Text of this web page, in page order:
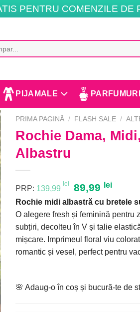
PENTRU COMENZILE DE
PIJAMALE PARFUMURI
PRIMA PAGINĂ / FLASH SALE /
Rochie Dama,
Albastru
PRP: 139,99
lei
Prețul
inițial
a
fost:
139,99 lei.
89,99 leiPrețul
curent
este:
89,99 lei.
Rochie midi albastră cu bretele
O alegere fresh și feminină pentru
subțiri, decolteu în V și talie
mișcare. Imprimeul floral viu
romantic și vesel, perfect pentru
🌸 Adaug-o în coș și bucură-te de